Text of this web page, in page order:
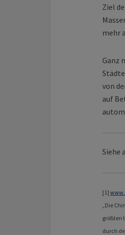
Ziel
mehr
Ganz
von
auf
Siehe
[1]
„Die
größten
durch